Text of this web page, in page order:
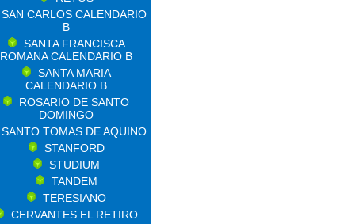
SAN CARLOS CALENDARIO
B
SANTA FRANCISCA
ROMANA CALENDARIO B
SANTA MARIA
CALENDARIO B
ROSARIO DE SANTO
DOMINGO
SANTO TOMAS DE AQUINO
STANFORD
STUDIUM
TANDEM
TERESIANO
CERVANTES EL RETIRO